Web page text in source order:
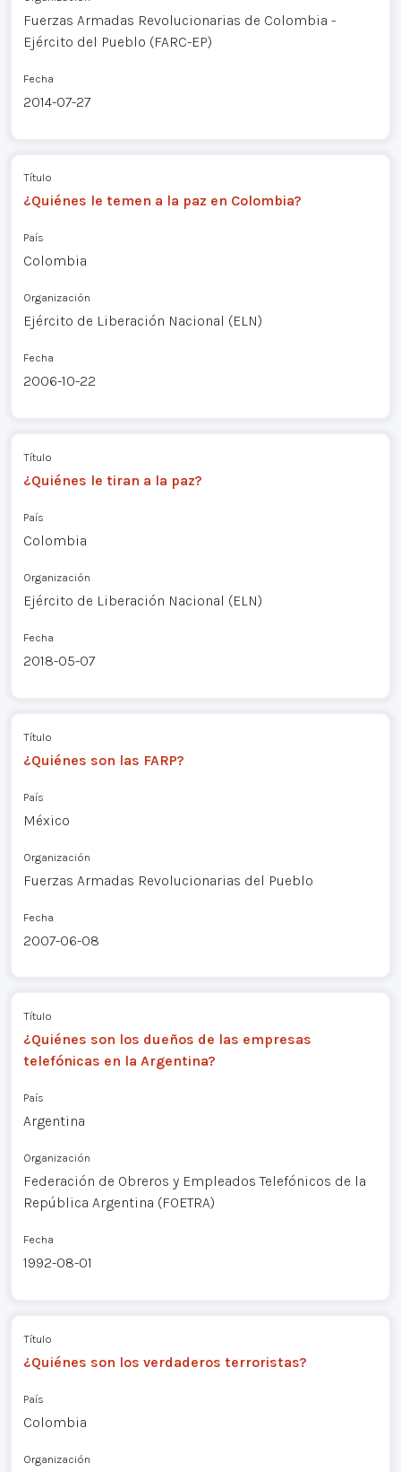
Fuerzas Armadas Revolucionarias de Colombia -
Ejército del Pueblo (FARC-EP)
Fecha
2014-07-27
Título
¿Quiénes le temen a la paz en Colombia?
País
Colombia
Organización
Ejército de Liberación Nacional (ELN)
Fecha
2006-10-22
Título
¿Quiénes le tiran a la paz?
País
Colombia
Organización
Ejército de Liberación Nacional (ELN)
Fecha
2018-05-07
Título
¿Quiénes son las FARP?
País
México
Organización
Fuerzas Armadas Revolucionarias del Pueblo
Fecha
2007-06-08
Título
¿Quiénes son los dueños de las empresas
telefónicas en la Argentina?
País
Argentina
Organización
Federación de Obreros y Empleados Telefónicos de la
República Argentina (FOETRA)
Fecha
1992-08-01
Título
¿Quiénes son los verdaderos terroristas?
País
Colombia
Organización